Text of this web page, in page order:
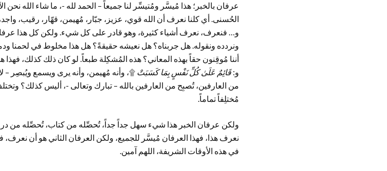
عرفان بالخبر؛ هذا مُيسَّر ومُتيسِّر لنا جميعاً – الحمد لله -، ما شاء الله
الحُسنى. أي كلنا نعرف أن الله قوي، عزيز، جبّار، مُهيمن، قهّار، رقيب،
و… فنعرف، نعرف أشياء كثيرة، وهو قادر على كل شيء. ولكن كل هذا
ونردده ونقوله. هل جربناه؟ هل نعيشه حقيقةً؟ هل هذا مخلوط في لحمنا
أننا مُوقِنون حقاً بهذه المعاني؟ هذه المُشكِلة طبعاً. لو كان ذلك كذلك، فهذا
و:قَائِمٌ عَلَىٰ كُلِّ نَفْسٍ بِمَا كَسَبَتْ ۩، وأنه مُهيمن، وأنه يرى ويسمع ويُبصِر –
من العارفين، تُصبِح من العارفين بالله – تبارك وتعالى -، أليس كذلك؟
مُختلِفاً تماماً.
ولكن عرفان الخبر هذا شيء سهل جداً جداً، تُحصِّله من كتاب، تُحصِّله من
نعرف هذا، فهذا العرفان مُيسَّر للجميع، ولكن العرفان الثاني هو أن نعرف،
في هذه الأوقات الشريفة، اللهم آمين.